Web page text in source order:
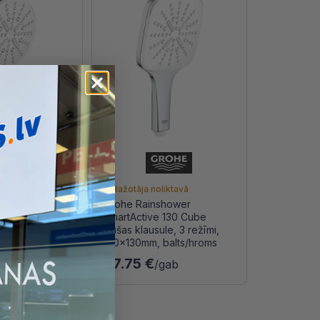
Dušas
hroms
Ražotāja noliktavā
Grohe Rainshower
SmartActive 130 Cube
Dušas klausule, 3 režīmi,
130x130mm, balts/hroms
87.75 €/gab